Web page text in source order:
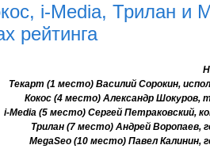
i-Media, Трилан и
рейтинга
Текарт (1 место) Василий Сорокин,
Кокос (4 место) Александр Шокуров,
i-Media (5 место) Сергей Петраковский,
Трилан (7 место) Андрей Воропаев,
MegaSeo (10 место) Павел Калинин,